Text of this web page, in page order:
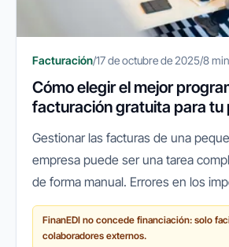
Facturación/17 de octubre de 2025/8
Cómo elegir el mejor
facturación gratuita para tu
Gestionar las facturas de una
empresa puede ser una tarea
de forma manual. Errores en los
en los cobros o pérdidas de
problemas habituales que...
FinanEDI no concede financiación: solo
colaboradores externos.